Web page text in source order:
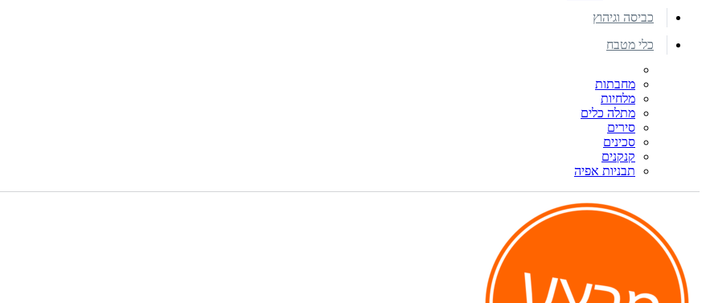
כביסה וגיהוץ
כלי מטבח
מחבתות
מלחיות
מתלה כלים
סירים
סכינים
קנקנים
תבניות אפיה